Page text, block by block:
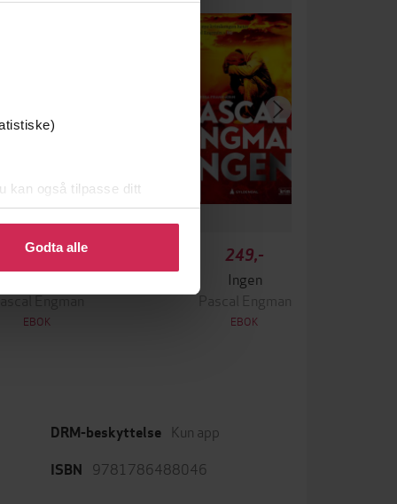
kan også tilpasse ditt
eller endre ditt samtykke.
Godta alle
349,-
Krigen
Engman
EBOK
249,-
Ingen
Pascal Engman
EBOK
DRM-beskyttelse Kun app
ISBN 9781786488046